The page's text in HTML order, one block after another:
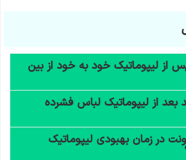
از لیپوماتیک خود به خود از بین
بعد از لیپوماتیک لباس فشرده
در زمان بهبودی لیپوماتیک